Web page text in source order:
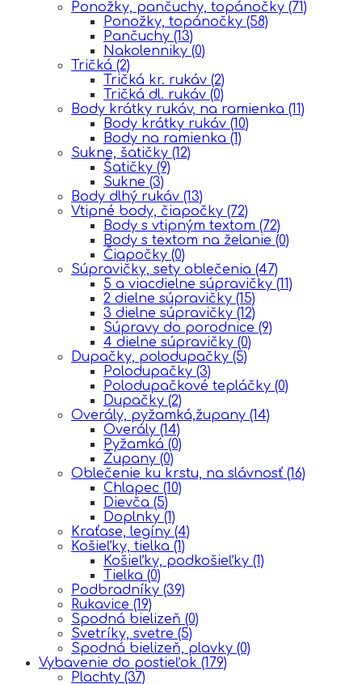
Ponožky, pančuchy, topánočky (71)
Ponožky, topánočky (58)
Pančuchy (13)
Nakolenniky (0)
Tričká (2)
Tričká kr. rukáv (2)
Tričká dl. rukáv (0)
Body krátky rukáv, na ramienka (11)
Body krátky rukáv (10)
Body na ramienka (1)
Sukne, šatičky (12)
Šatičky (9)
Sukne (3)
Body dlhý rukáv (13)
Vtipné body, čiapočky (72)
Body s vtipným textom (72)
Body s textom na želanie (0)
Čiapočky (0)
Súpravičky, sety oblečenia (47)
5 a viacdielne súpravičky (11)
2 dielne súpravičky (15)
3 dielne súpravičky (12)
Súpravy do porodnice (9)
4 dielne súpravičky (0)
Dupačky, polodupačky (5)
Polodupačky (3)
Polodupačkové tepláčky (0)
Dupačky (2)
Overály, pyžamká,župany (14)
Overály (14)
Pyžamká (0)
Župany (0)
Oblečenie ku krstu, na slávnosť (16)
Chlapec (10)
Dievča (5)
Doplnky (1)
Kraťase, legíny (4)
Košieľky, tielka (1)
Košieľky, podkošieľky (1)
Tielka (0)
Podbradníky (39)
Rukavice (19)
Spodná bielizeň (0)
Svetríky, svetre (5)
Spodná bielizeň, plavky (0)
Vybavenie do postieľok (179)
Plachty (37)